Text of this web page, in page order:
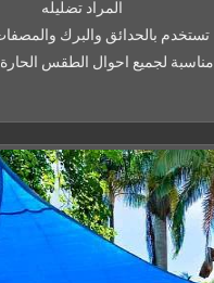
المراد تضليله
تستخدم بالحدائق والبرك
مناسبة لجميع احوال الطقس الحارة